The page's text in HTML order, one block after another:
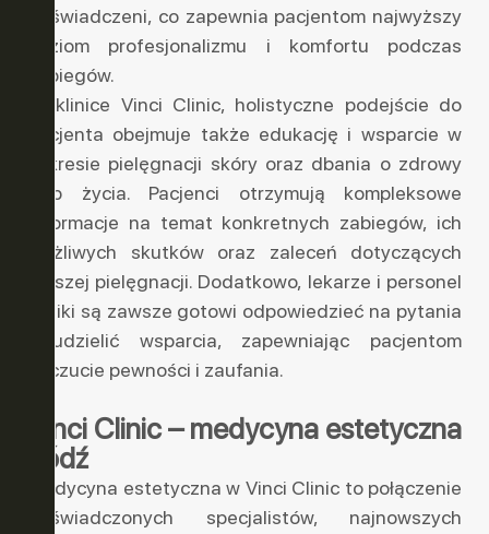
doświadczeni, co zapewnia pacjentom najwyższy
poziom profesjonalizmu i komfortu podczas
zabiegów.
W klinice Vinci Clinic, holistyczne podejście do
pacjenta obejmuje także edukację i wsparcie w
zakresie pielęgnacji skóry oraz dbania o zdrowy
tryb życia. Pacjenci otrzymują kompleksowe
informacje na temat konkretnych zabiegów, ich
możliwych skutków oraz zaleceń dotyczących
dalszej pielęgnacji. Dodatkowo, lekarze i personel
kliniki są zawsze gotowi odpowiedzieć na pytania
i udzielić wsparcia, zapewniając pacjentom
poczucie pewności i zaufania.
Vinci Clinic – medycyna estetyczna
Łódź
Medycyna estetyczna w Vinci Clinic to połączenie
doświadczonych specjalistów, najnowszych